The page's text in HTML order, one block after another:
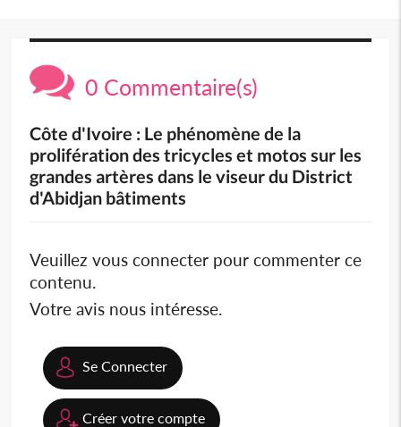
0 Commentaire(s)
Côte d'Ivoire : Le phénomène de la
prolifération des tricycles et motos sur les
grandes artères dans le viseur du District
d'Abidjan bâtiments
Veuillez vous connecter pour commenter ce
contenu.
Votre avis nous intéresse.
Se Connecter
Créer votre compte